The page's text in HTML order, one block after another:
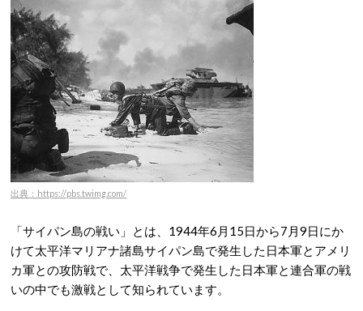
出典：https://pbs.twimg.com/
「サイパン島の戦い」とは、1944年6月15日から7月9日にか
けて太平洋マリアナ諸島サイパン島で発生した日本軍とアメリ
カ軍との攻防戦で、太平洋戦争で発生した日本軍と連合軍の戦
いの中でも激戦として知られています。